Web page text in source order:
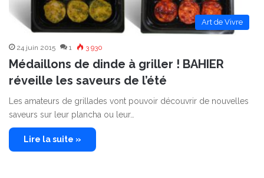
Art de Vivre
24 juin 2015 1 3 930
Médaillons de dinde à griller ! BAHIER
réveille les saveurs de l’été
Les amateurs de grillades vont pouvoir découvrir de nouvelles
saveurs sur leur plancha ou leur…
Lire la suite »